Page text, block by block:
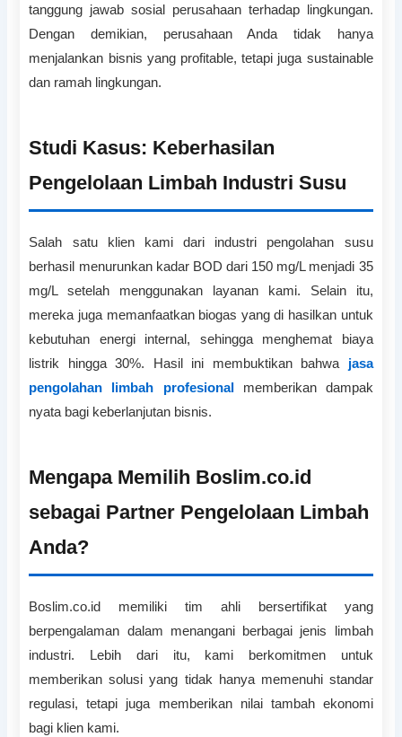
tanggung jawab sosial perusahaan terhadap lingkungan.
Dengan demikian, perusahaan Anda tidak hanya
menjalankan bisnis yang profitable, tetapi juga sustainable
dan ramah lingkungan.
Studi Kasus: Keberhasilan
Pengelolaan Limbah Industri Susu
Salah satu klien kami dari industri pengolahan susu
berhasil menurunkan kadar BOD dari 150 mg/L menjadi 35
mg/L setelah menggunakan layanan kami. Selain itu,
mereka juga memanfaatkan biogas yang di hasilkan untuk
kebutuhan energi internal, sehingga menghemat biaya
listrik hingga 30%. Hasil ini membuktikan bahwa jasa
pengolahan limbah profesionalmemberikan dampak
nyata bagi keberlanjutan bisnis.
Mengapa Memilih Boslim.co.id
sebagai Partner Pengelolaan Limbah
Anda?
Boslim.co.id memiliki tim ahli bersertifikat yang
berpengalaman dalam menangani berbagai jenis limbah
industri. Lebih dari itu, kami berkomitmen untuk
memberikan solusi yang tidak hanya memenuhi standar
regulasi, tetapi juga memberikan nilai tambah ekonomi
bagi klien kami.